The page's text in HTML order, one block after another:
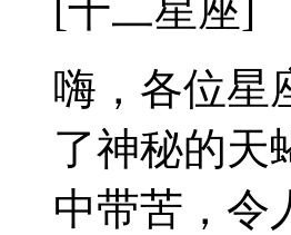
[十二星座]
嗨，各位星
了神秘的天
中带苦，令